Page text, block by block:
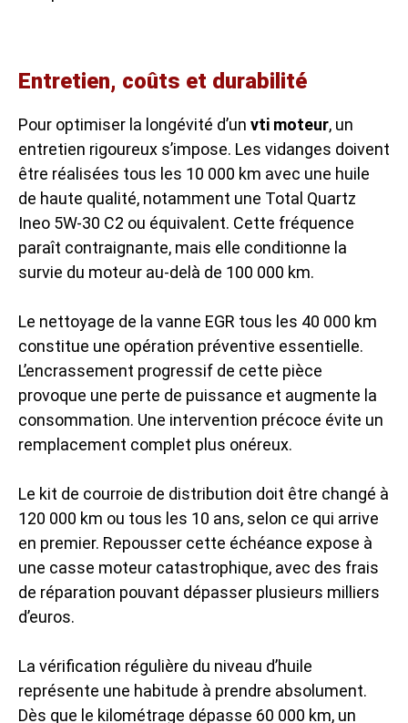
Entretien, coûts et durabilité
Pour optimiser la longévité d’un vti moteur, un
entretien rigoureux s’impose. Les vidanges doivent
être réalisées tous les 10 000 km avec une huile
de haute qualité, notamment une Total Quartz
Ineo 5W-30 C2 ou équivalent. Cette fréquence
paraît contraignante, mais elle conditionne la
survie du moteur au-delà de 100 000 km.
Le nettoyage de la vanne EGR tous les 40 000 km
constitue une opération préventive essentielle.
L’encrassement progressif de cette pièce
provoque une perte de puissance et augmente la
consommation. Une intervention précoce évite un
remplacement complet plus onéreux.
Le kit de courroie de distribution doit être changé à
120 000 km ou tous les 10 ans, selon ce qui arrive
en premier. Repousser cette échéance expose à
une casse moteur catastrophique, avec des frais
de réparation pouvant dépasser plusieurs milliers
d’euros.
La vérification régulière du niveau d’huile
représente une habitude à prendre absolument.
Dès que le kilométrage dépasse 60 000 km, un